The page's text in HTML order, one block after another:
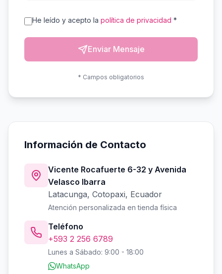
He leído y acepto la política de privacidad *
Enviar Mensaje
* Campos obligatorios
Información de Contacto
Vicente Rocafuerte 6-32 y Avenida
Velasco Ibarra
Latacunga, Cotopaxi, Ecuador
Atención personalizada en tienda física
Teléfono
+593 2 256 6789
Lunes a Sábado: 9:00 - 18:00
WhatsApp